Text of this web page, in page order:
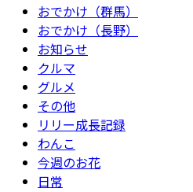
おでかけ（群馬）
おでかけ（長野）
お知らせ
クルマ
グルメ
その他
リリー成長記録
わんこ
今週のお花
日常